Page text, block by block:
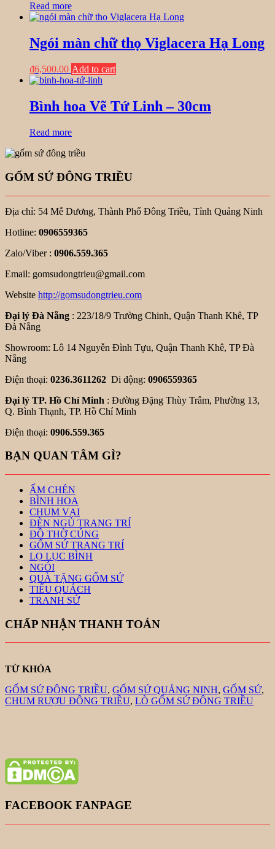
Read more
Ngói màn chữ thọ Viglacera Hạ Long
₫6,500.00 Add to cart
Bình hoa Vẽ Tứ Linh – 30cm
Read more
GỐM SỨ ĐÔNG TRIỀU
Địa chỉ: 54 Mễ Dương, Thành Phố Đông Triều, Tỉnh Quảng Ninh
Hotline: 0906559365
Zalo/Viber : 0906.559.365
Email: gomsudongtrieu@gmail.com
Website http://gomsudongtrieu.com
Đại lý Đà Nẵng : 223/18/9 Trường Chinh, Quận Thanh Khê, TP
Đà Nẵng
Showroom: Lô 14 Nguyễn Đình Tựu, Quận Thanh Khê, TP Đà
Nẵng
Điện thoại: 0236.3611262 Di động: 0906559365
Đại lý TP. Hồ Chí Minh : Đường Đặng Thùy Trâm, Phường 13,
Q. Bình Thạnh, TP. Hồ Chí Minh
Điện thoại: 0906.559.365
BẠN QUAN TÂM GÌ?
ẤM CHÉN
BÌNH HOA
CHUM VẠI
ĐÈN NGỦ TRANG TRÍ
ĐỒ THỜ CÚNG
GỐM SỨ TRANG TRÍ
LỌ LỤC BÌNH
NGÓI
QUÀ TẶNG GỐM SỨ
TIỂU QUÁCH
TRANH SỨ
CHẤP NHẬN THANH TOÁN
TỪ KHÓA
GỐM SỨ ĐÔNG TRIỀU, GỐM SỨ QUẢNG NINH, GỐM SỨ,
CHUM RƯỢU ĐÔNG TRIỀU, LÒ GỐM SỨ ĐÔNG TRIỀU
FACEBOOK FANPAGE